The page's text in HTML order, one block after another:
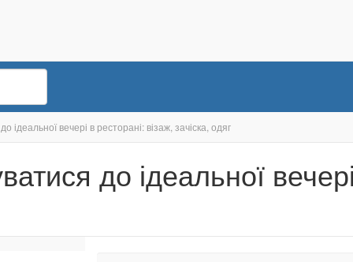
ідеальної вечері в ресторані: візаж, зачіска, одяг
до ідеальної